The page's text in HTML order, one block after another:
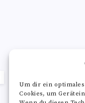
Um dir ein
Cookies, um